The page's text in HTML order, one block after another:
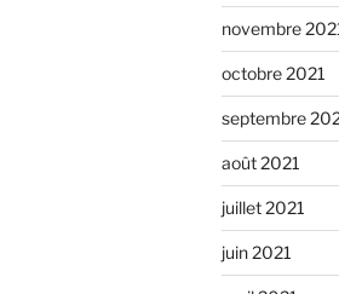
novembre
octobre 2021
septembre
août 2021
juillet 2021
juin 2021